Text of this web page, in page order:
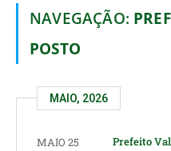
NAVEGAÇÃO:
POSTO
MAIO, 2026
MAIO 25
Prefeito